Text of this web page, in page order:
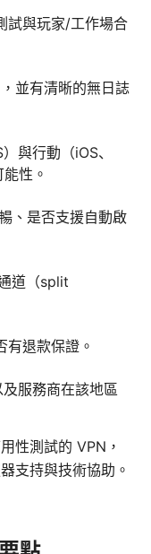
試與玩家/工作場合
並有清晰的無日誌
與行動（iOS、
性。
、是否支援自動啟
道（split
有退款保證。
服務商在該地區
性測試的 VPN，
支持與技術協助。